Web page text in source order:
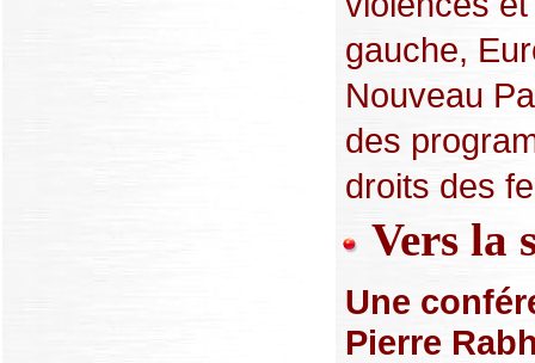
gauche,
Nouveau
des
droits des
Vers la
Une
Pierre